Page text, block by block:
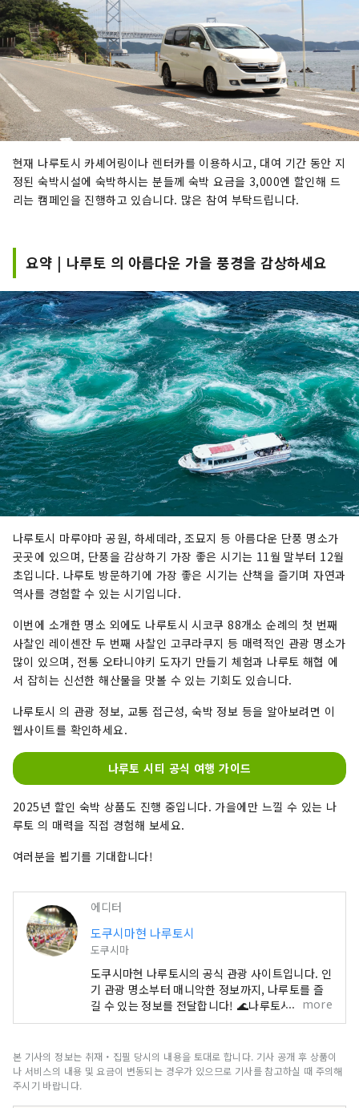
현재 나루토시 카셰어링이나 렌터카를 이용하시고, 대여 기간 동안 지
정된 숙박시설에 숙박하시는 분들께 숙박 요금을 3,000엔 할인해 드
리는 캠페인을 진행하고 있습니다. 많은 참여 부탁드립니다.
요약 | 나루토 의 아름다운 가을 풍경을 감상하세요
나루토시 마루야마 공원, 하세데라, 조묘지 등 아름다운 단풍 명소가
곳곳에 있으며, 단풍을 감상하기 가장 좋은 시기는 11월 말부터 12월
초입니다. 나루토 방문하기에 가장 좋은 시기는 산책을 즐기며 자연과
역사를 경험할 수 있는 시기입니다.
이번에 소개한 명소 외에도 나루토시 시코쿠 88개소 순례의 첫 번째
사찰인 레이센잔 두 번째 사찰인 고쿠라쿠지 등 매력적인 관광 명소가
많이 있으며, 전통 오타니야키 도자기 만들기 체험과 나루토 해협 에
서 잡히는 신선한 해산물을 맛볼 수 있는 기회도 있습니다.
나루토시 의 관광 정보, 교통 접근성, 숙박 정보 등을 알아보려면 이
웹사이트를 확인하세요.
나루토 시티 공식 여행 가이드
2025년 할인 숙박 상품도 진행 중입니다. 가을에만 느낄 수 있는 나
루토 의 매력을 직접 경험해 보세요.
여러분을 뵙기를 기대합니다!
에디터
도쿠시마현 나루토시
도쿠시마
도쿠시마현 나루토시의 공식 관광 사이트입니다. 인
기 관광 명소부터 매니악한 정보까지, 나루토를 즐
길 수 있는 정보를 전달합니다! 🌊나루토시는 이런
곳🍠 시코쿠의 동문. 오나루토 다리 & 아카시 해협
🌊있어 산 🏔있어 자연을 만끽! 세계 3대 조류라고
불리는 나루토의 소용돌이를 비롯해 아와 오도리,
more
본 기사의 정보는 취재・집필 당시의 내용을 토대로 합니다. 기사 공개 후 상품이
나 서비스의 내용 및 요금이 변동되는 경우가 있으므로 기사를 참고하실 때 주의해
주시기 바랍니다.